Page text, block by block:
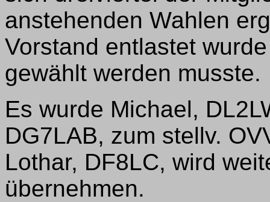
anstehenden Wahlen
Vorstand entlastet
gewählt werden musste.
Es wurde Michael,
DG7LAB, zum stellv.
Lothar, DF8LC, wird
übernehmen.